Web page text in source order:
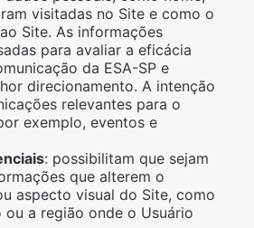
visitadas no Site e como o
Site. As informações
para avaliar a eficácia
da ESA-SP e
direcionamento. A intenção
relevantes para o
exemplo, eventos e
: possibilitam que sejam
que alterem o
aspecto visual do Site, como
a região onde o Usuário